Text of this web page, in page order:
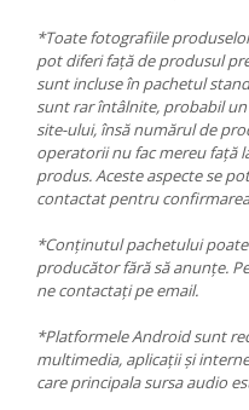
*Toate fotografiile
pot diferi față de produsul
sunt incluse în pachetul
sunt rar întâlnite, probabil
site-ului, însă numărul de
operatorii nu fac mereu față
produs. Aceste aspecte se
contactat pentru
*Conținutul pachetului
producător fără să anunțe.
ne contactați pe email.
*Platformele Android sunt
multimedia, aplicații și
care principala sursa audio